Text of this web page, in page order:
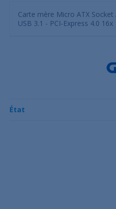
Carte mère Micro ATX
USB 3.1 - PCI-Express 4.0 16x
État